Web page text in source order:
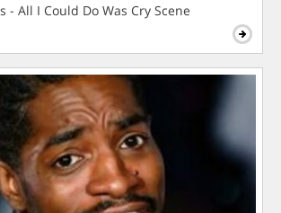
- All I Could Do Was Cry Scene